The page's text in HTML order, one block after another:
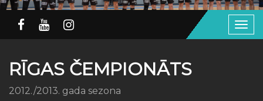
RĪGAS ČEMPIONĀTS
2012./2013. gada sezona